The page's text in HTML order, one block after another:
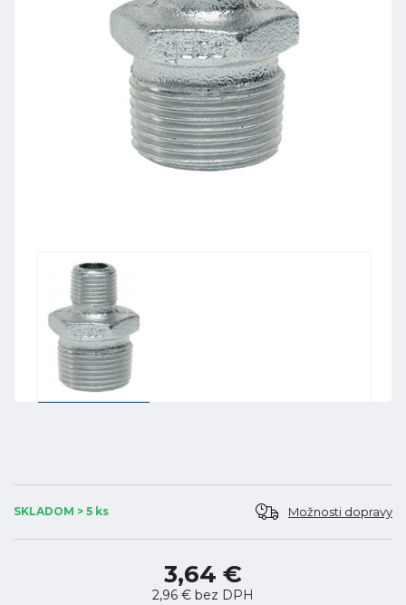
SKLADOM > 5 ks Možnosti dopravy
3,64 €
2,96 € bez DPH